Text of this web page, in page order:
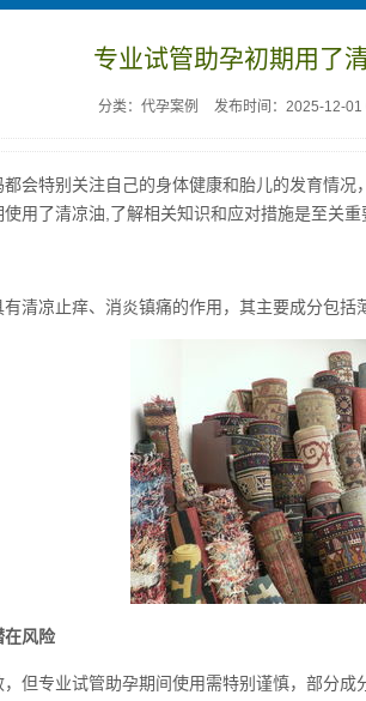
专业试管助孕初期用了
分类：代孕案例 发布时间：2025-12-01
会特别关注自己的身体健康和胎儿的发育情
用了清凉油,了解相关知识和应对措施是至关重
清凉止痒、消炎镇痛的作用，其主要成分包括
在风险
但专业试管助孕期间使用需特别谨慎，部分